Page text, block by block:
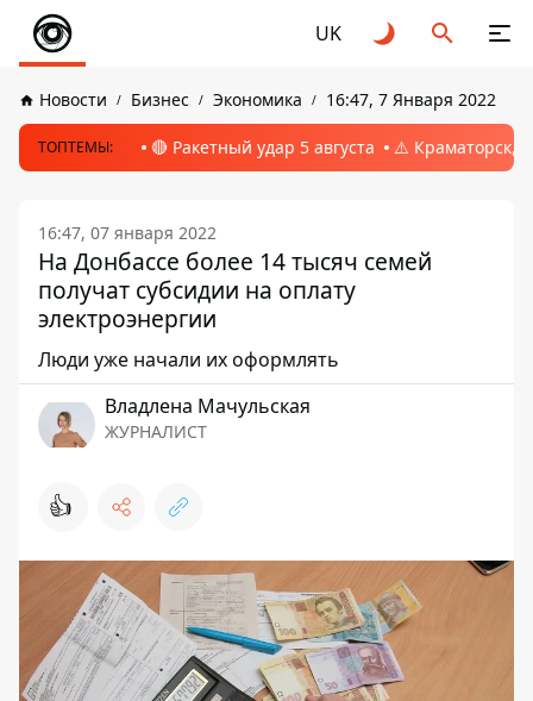
UK
Новости Бизнес Экономика 16:47, 7 Января 2022
ТОПТЕМЫ: 🔴 Ракетный удар 5 августа ⚠️ Краматорск,
16:47, 07 января 2022
На Донбассе более 14 тысяч семей
получат субсидии на оплату
электроэнергии
Люди уже начали их оформлять
Владлена Мачульская
ЖУРНАЛИСТ
👍